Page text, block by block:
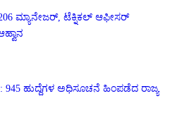
206 ಮ್ಯಾನೇಜರ್, ಟೆಕ್ನಿಕಲ್ ಆಫೀಸರ್
945 ಹುದ್ದೆಗಳ ಅಧಿಸೂಚನೆ ಹಿಂಪಡೆದ ರಾಜ್ಯ